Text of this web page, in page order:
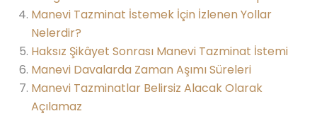
Manevi Tazminat İstemek İçin İzlenen Yollar
Nelerdir?
Haksız Şikâyet Sonrası Manevi Tazminat İstemi
Manevi Davalarda Zaman Aşımı Süreleri
Manevi Tazminatlar Belirsiz Alacak Olarak
Açılamaz